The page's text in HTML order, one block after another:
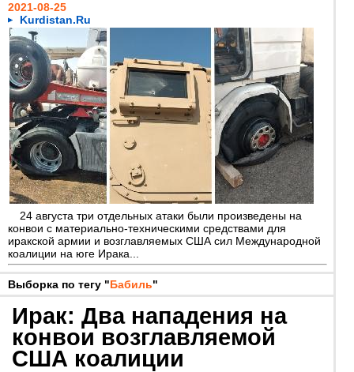
2021-08-25
Kurdistan.Ru
24 августа три отдельных атаки были произведены на
конвои с материально-техническими средствами для
иракской армии и возглавляемых США сил Международной
коалиции на юге Ирака...
Выборка по тегу "Бабиль"
Ирак: Два нападения на
конвои возглавляемой
США коалиции